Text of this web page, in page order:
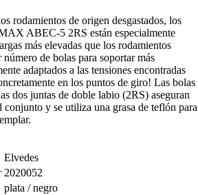
rodamientos de origen desgastados, los
ABEC-5 2RS están especialmente
más elevadas que los rodamientos
de bolas para soportar más
adaptados a las tensiones encontradas
en los puntos de giro! Las bolas
dos juntas de doble labio (2RS) aseguran
conjunto y se utiliza una grasa de teflón para
Elvedes
2020052
plata / negro